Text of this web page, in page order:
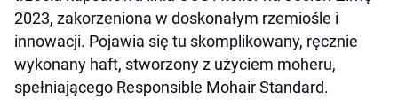
2023, zakorzeniona w doskonałym rzemiośle i
innowacji. Pojawia się tu skomplikowany, ręcznie
wykonany haft, stworzony z użyciem moheru,
spełniającego Responsible Mohair Standard.